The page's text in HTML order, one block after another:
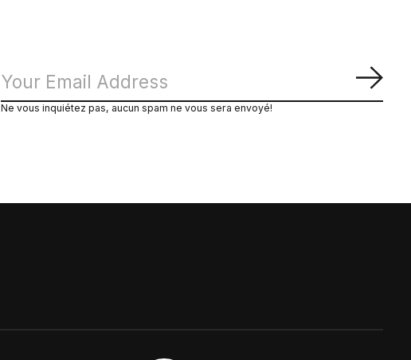
Ne vous inquiétez pas, aucun spam ne vous sera envoyé!